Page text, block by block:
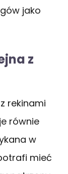
jako
z
rekinami
równie
w
mieć